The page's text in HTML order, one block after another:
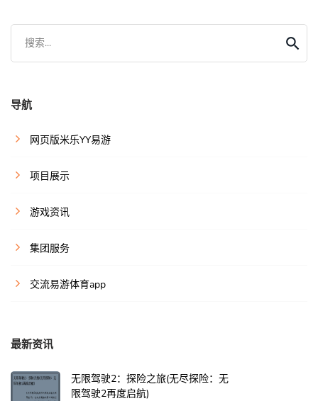
搜索...
导航
网页版米乐YY易游
项目展示
游戏资讯
集团服务
交流易游体育app
最新资讯
无限驾驶2：探险之旅(无尽探险：无
限驾驶2再度启航)